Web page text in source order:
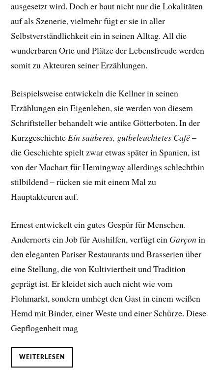
ausgesetzt wird. Doch er baut nicht nur die Lokalitäten
auf als Szenerie, vielmehr fügt er sie in aller
Selbstverständlichkeit ein in seinen Alltag. All die
wunderbaren Orte und Plätze der Lebensfreude werden
somit zu Akteuren seiner Erzählungen.
Beispielsweise entwickeln die Kellner in seinen
Erzählungen ein Eigenleben, sie werden von diesem
Schriftsteller behandelt wie antike Götterboten. In der
KurzgeschichteEin sauberes, gutbeleuchtetes Café–
die Geschichte spielt zwar etwas später in Spanien, ist
von der Machart für Hemingway allerdings schlechthin
stilbildend – rücken sie mit einem Mal zu
Hauptakteuren auf.
Ernest entwickelt ein gutes Gespür für Menschen.
Andernorts ein Job für Aushilfen, verfügt ein Garçonin
den eleganten Pariser Restaurants und Brasserien über
eine Stellung, die von Kultiviertheit und Tradition
geprägt ist. Er kleidet sich auch nicht wie vom
Flohmarkt, sondern umhegt den Gast in einem weißen
Hemd mit Binder, einer Weste und einer Schürze. Diese
Gepflogenheit mag
WEITERLESEN